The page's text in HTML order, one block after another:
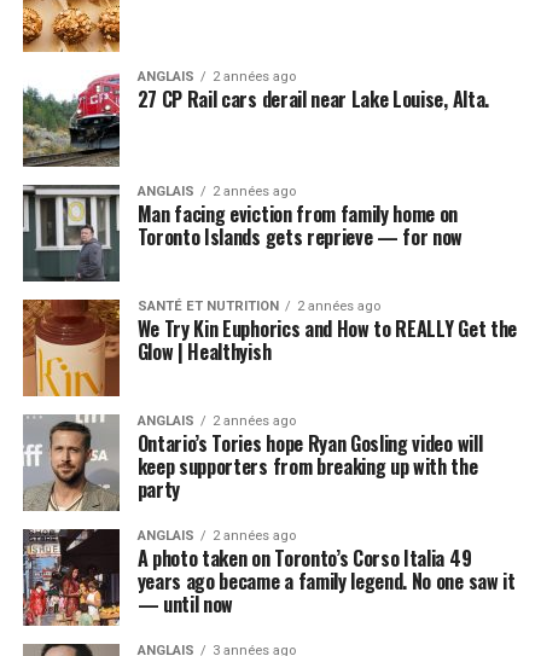
ANGLAIS 2 années ago
27 CP Rail cars derail near Lake Louise, Alta.
ANGLAIS 2 années ago
Man facing eviction from family home on
Toronto Islands gets reprieve — for now
SANTÉ ET NUTRITION 2 années ago
We Try Kin Euphorics and How to REALLY Get the
Glow | Healthyish
ANGLAIS 2 années ago
Ontario’s Tories hope Ryan Gosling video will
keep supporters from breaking up with the
party
ANGLAIS 2 années ago
A photo taken on Toronto’s Corso Italia 49
years ago became a family legend. No one saw it
— until now
ANGLAIS 3 années ago